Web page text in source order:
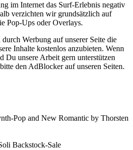
im Internet das Surf-Erlebnis negativ
verzichten wir grundsätzlich auf
Pop-Ups oder Overlays.
Werbung auf unserer Seite die
Inhalte kostenlos anzubieten. Wenn
Du unsere Arbeit gern unterstützen
den AdBlocker auf unseren Seiten.
Pop and New Romantic by Thorsten
Backstock-Sale